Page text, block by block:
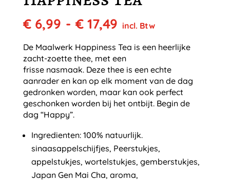
€6,99 - €17,49Prijsklasse:
€ 6,99
tot
€ 17,49
incl. Btw
De Maalwerk Happiness Tea is een heerlijke
zacht-zoette thee, met een
frisse nasmaak. Deze thee is een echte
aanrader en kan op elk moment van de dag
gedronken worden, maar kan ook perfect
geschonken worden bij het ontbijt. Begin de
dag “Happy”.
Ingredienten: 100% natuurlijk.
sinaasappelschijfjes, Peerstukjes,
appelstukjes, wortelstukjes, gemberstukjes,
Japan Gen Mai Cha, aroma,